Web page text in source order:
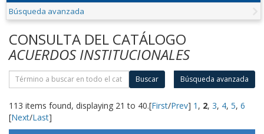
Búsqueda avanzada
CONSULTA DEL CATÁLOGO
ACUERDOS INSTITUCIONALES
Buscar Búsqueda avanzada
113 items found, displaying 21 to 40.[First/Prev] 1 , 2, 3, 4, 5, 6
[Next/Last]